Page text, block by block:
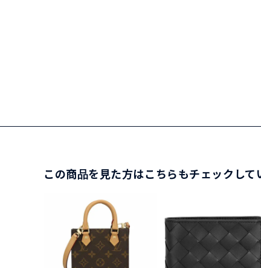
この商品を見た方はこちらもチェックして